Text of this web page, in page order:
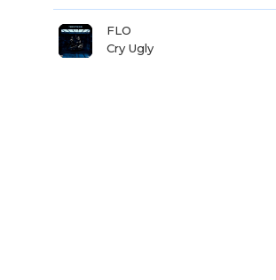
FLO
Cry Ugly